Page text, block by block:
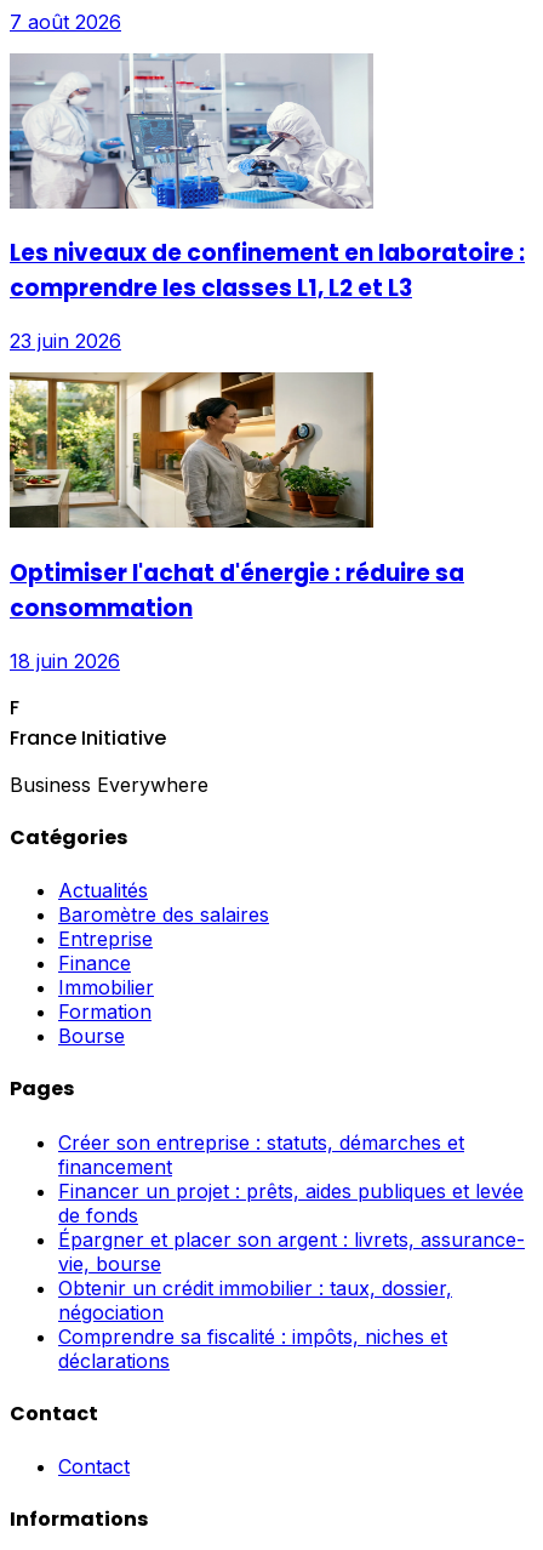
7 août 2026
Les niveaux de confinement en laboratoire :
comprendre les classes L1, L2 et L3
23 juin 2026
Optimiser l'achat d'énergie : réduire sa
consommation
18 juin 2026
F
France Initiative
Business Everywhere
Catégories
Actualités
Baromètre des salaires
Entreprise
Finance
Immobilier
Formation
Bourse
Pages
Créer son entreprise : statuts, démarches et
financement
Financer un projet : prêts, aides publiques et levée
de fonds
Épargner et placer son argent : livrets, assurance-
vie, bourse
Obtenir un crédit immobilier : taux, dossier,
négociation
Comprendre sa fiscalité : impôts, niches et
déclarations
Contact
Contact
Informations